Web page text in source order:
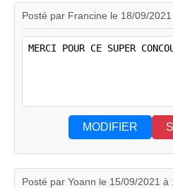
Posté par Francine le 18/09/2021
MODIFIER
Posté par Yoann le 15/09/2021 à